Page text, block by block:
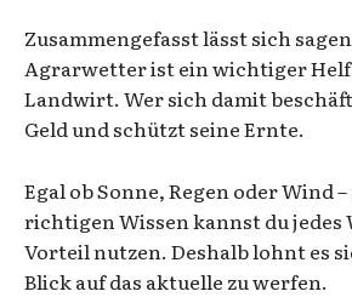
Zusammengefasst lässt sich
Agrarwetter ist ein wichtiger
Landwirt. Wer sich damit
Geld und schützt seine Ernte.
Egal ob Sonne, Regen oder Wind
richtigen Wissen kannst du jedes
Vorteil nutzen. Deshalb lohnt es
Blick auf das aktuelle zu werfen.